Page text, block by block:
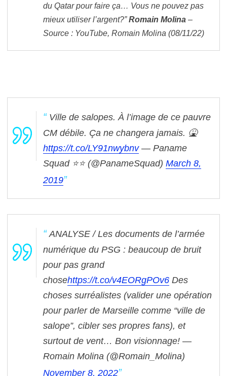
du Qatar pour faire ça… Vous ne pouvez pas
mieux utiliser l’argent?”Romain Molina –
Source : YouTube, Romain Molina (08/11/22)
Ville de salopes. À l’image de ce pauvre
CM débile. Ça ne changera jamais. 🤮
https://t.co/LY91nwybnv — Paname
Squad ⭐️⭐️ (@PanameSquad) March 8,
2019
ANALYSE / Les documents de l’armée
numérique du PSG : beaucoup de bruit
pour pas grand
chosehttps://t.co/v4EORgPOv6 Des
choses surréalistes (valider une opération
pour parler de Marseille comme “ville de
salope”, cibler ses propres fans), et
surtout de vent… Bon visionnage! —
Romain Molina (@Romain_Molina)
November 8, 2022